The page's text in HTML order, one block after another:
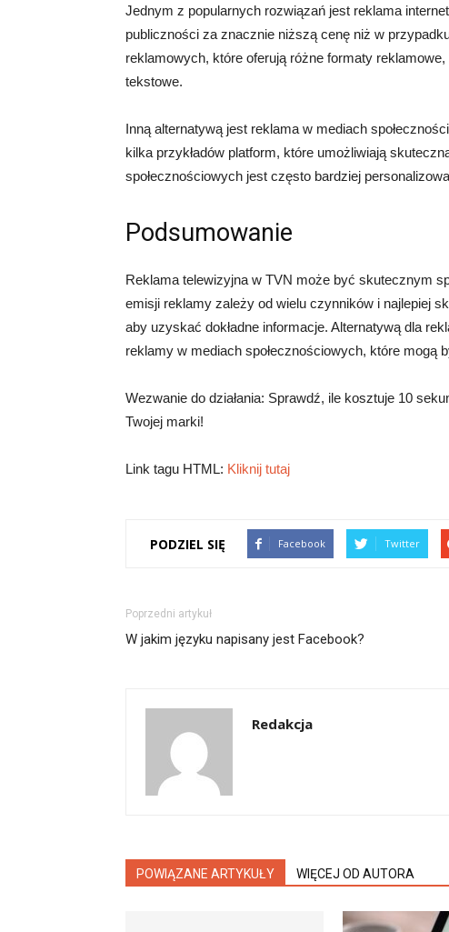
Jednym z popularnych rozwiązań jest reklama
publiczności za znacznie niższą cenę niż w
reklamowych, które oferują różne formaty
tekstowe.
Inną alternatywą jest reklama w mediach
kilka przykładów platform, które umożliwiają
społecznościowych jest często bardziej
Podsumowanie
Reklama telewizyjna w TVN może być skutecznym
emisji reklamy zależy od wielu czynników i najlepiej
aby uzyskać dokładne informacje. Alternatywą dla
reklamy w mediach społecznościowych, które mogą
Wezwanie do działania: Sprawdź, ile kosztuje 10
Twojej marki!
Link tagu HTML: Kliknij tutaj
PODZIEL SIĘ Facebook Twitter
Poprzedni artykuł
W jakim języku napisany jest Facebook?
Redakcja
POWIĄZANE ARTYKUŁY WIĘCEJ OD AUTORA